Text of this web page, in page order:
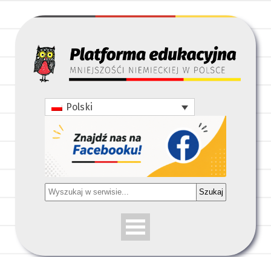
Polski
Szukaj